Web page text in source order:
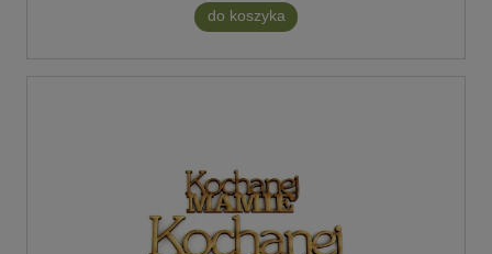
do koszyka